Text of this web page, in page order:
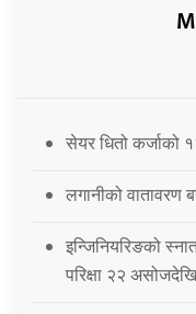
सेयर धितो कर्जाको
लगानीको वातावरण
इन्जिनियरिङको
परिक्षा २२